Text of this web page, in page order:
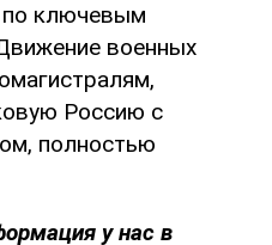
по ключевым
военных
Россию с
полностью
у нас в